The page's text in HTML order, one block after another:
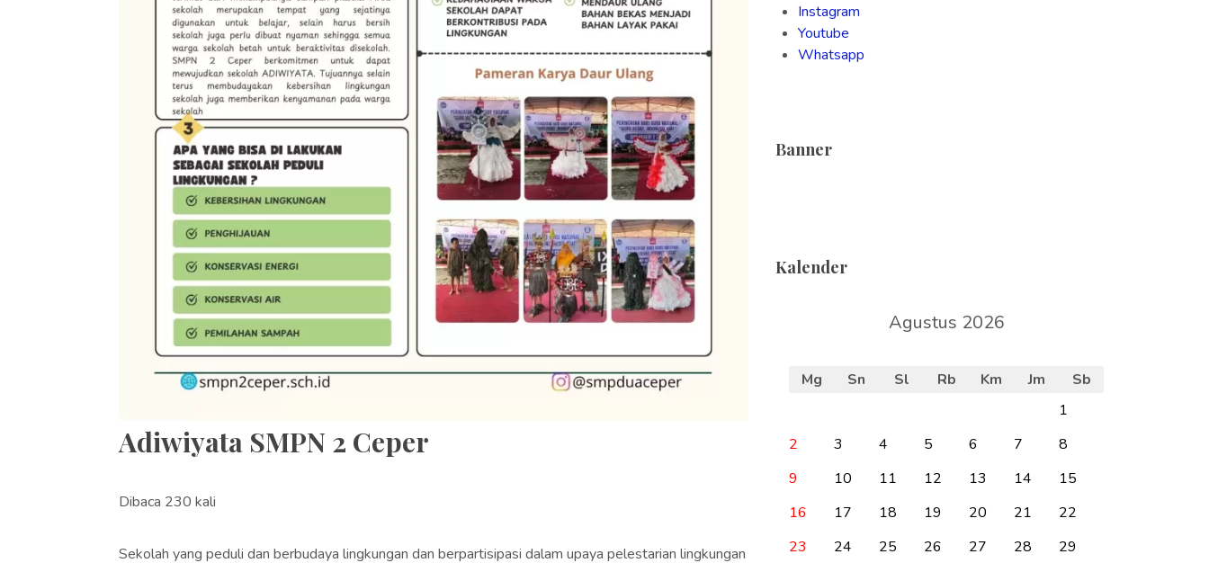
Adiwiyata SMPN 2 Ceper
Dibaca 230 kali
Sekolah yang peduli dan berbudaya lingkungan dan berpartisipasi dalam upaya pelestarian lingkungan
Instagram
Youtube
Whatsapp
Banner
Kalender
Agustus 2026
Mg Sn Sl Rb Km Jm
Sb
1
2
3 4 5 6 7
8
9
10 11 12 13 14
15
16
17 18 19 20 21
22
23
24 25 26 27 28 29